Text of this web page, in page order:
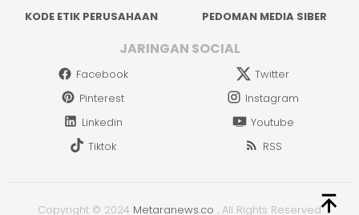
KODE ETIK PERUSAHAAN
PEDOMAN MEDIA SIBER
JARINGAN SOCIAL
Facebook
Twitter
Pinterest
Instagram
Linkedin
Youtube
Tiktok
RSS
Copyright © 2024 Metaranews.co . All Rights Reserved